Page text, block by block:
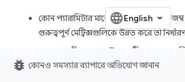
কোন প্যারামিটার মানের ভেরিয়েন্টগুলি
গুরুত্বপূর্ণ মেট্রিক্সগুলিকে উন্নত করে তা
ব্যবহারকারীদের কোন উপগোষ্ঠী কোন
আবিষ্কার করুন।
bug_report কোনও সমস্যার ব্যাপারে অভিযোগ জানান